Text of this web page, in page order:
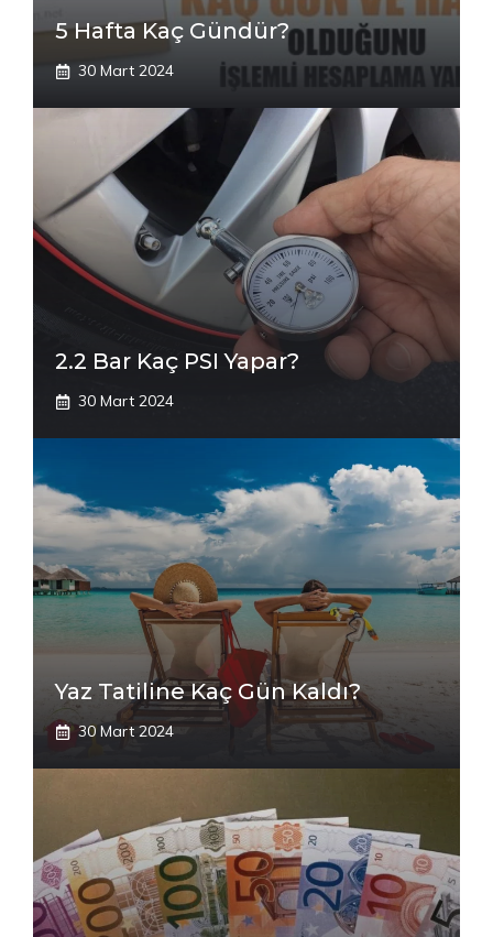
5 Hafta Kaç Gündür?
30 Mart 2024
2.2 Bar Kaç PSI Yapar?
30 Mart 2024
Yaz Tatiline Kaç Gün Kaldı?
30 Mart 2024